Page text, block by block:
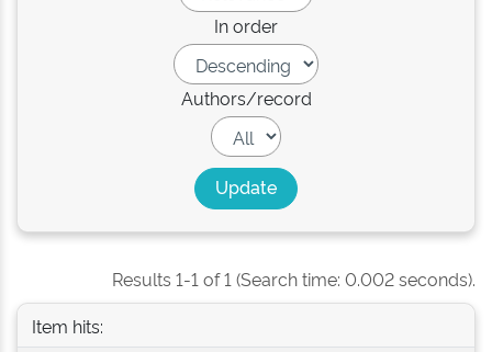
In order
Authors/record
Results 1-1 of 1 (Search time: 0.002 seconds).
Item hits: